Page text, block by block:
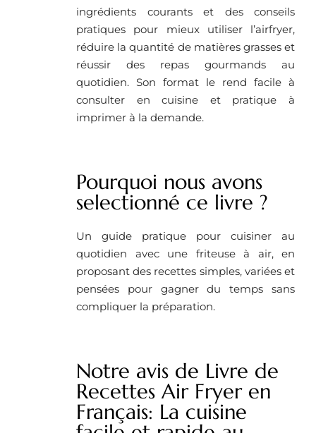
ingrédients courants et des conseils
pratiques pour mieux utiliser l’airfryer,
réduire la quantité de matières grasses et
réussir des repas gourmands au
quotidien. Son format le rend facile à
consulter en cuisine et pratique à
imprimer à la demande.
Pourquoi nous avons
selectionné ce livre ?
Un guide pratique pour cuisiner au
quotidien avec une friteuse à air, en
proposant des recettes simples, variées et
pensées pour gagner du temps sans
compliquer la préparation.
Notre avis de Livre de
Recettes Air Fryer en
Français: La cuisine